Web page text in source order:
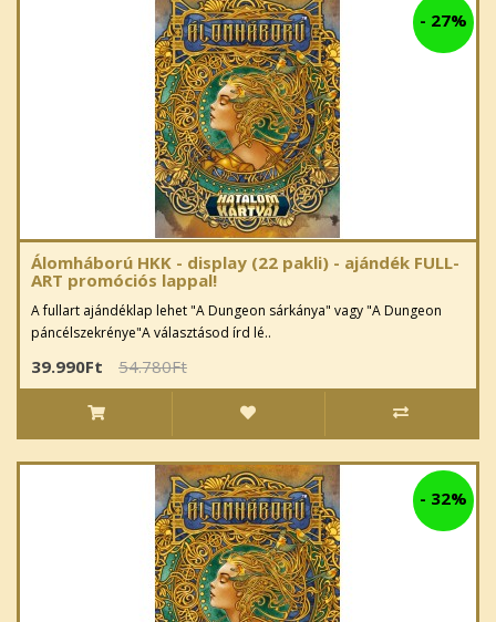
- 27%
Álomháború HKK - display (22 pakli) - ajándék FULL-
ART promóciós lappal!
A fullart ajándéklap lehet "A Dungeon sárkánya" vagy "A Dungeon
páncélszekrénye"A választásod írd lé..
39.990Ft 54.780Ft
- 32%